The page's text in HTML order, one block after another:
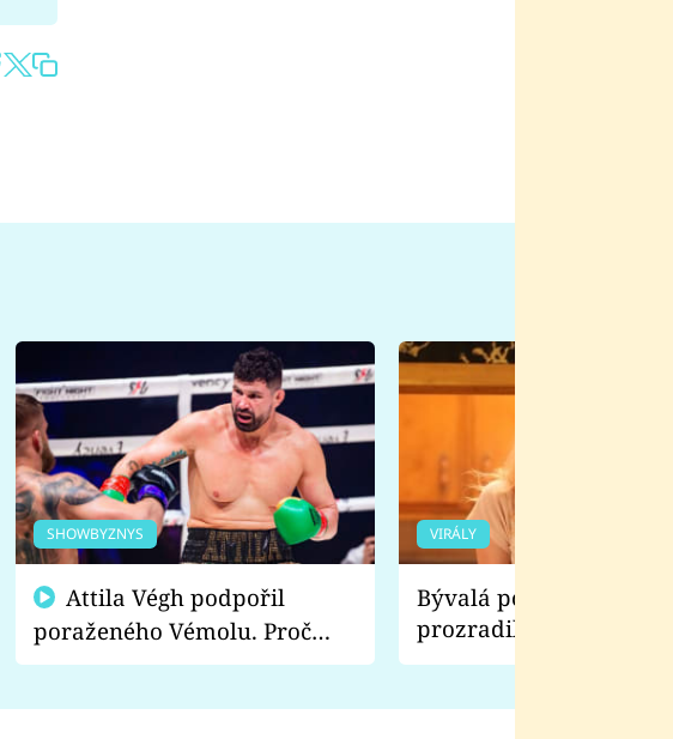
SHOWBYZNYS
poraženého Vémolu. Proč
chce raději zápasit s ním než
VIRÁLY
Bývalá pornoherečka
prozradila, co ji
natáčení Euforie.